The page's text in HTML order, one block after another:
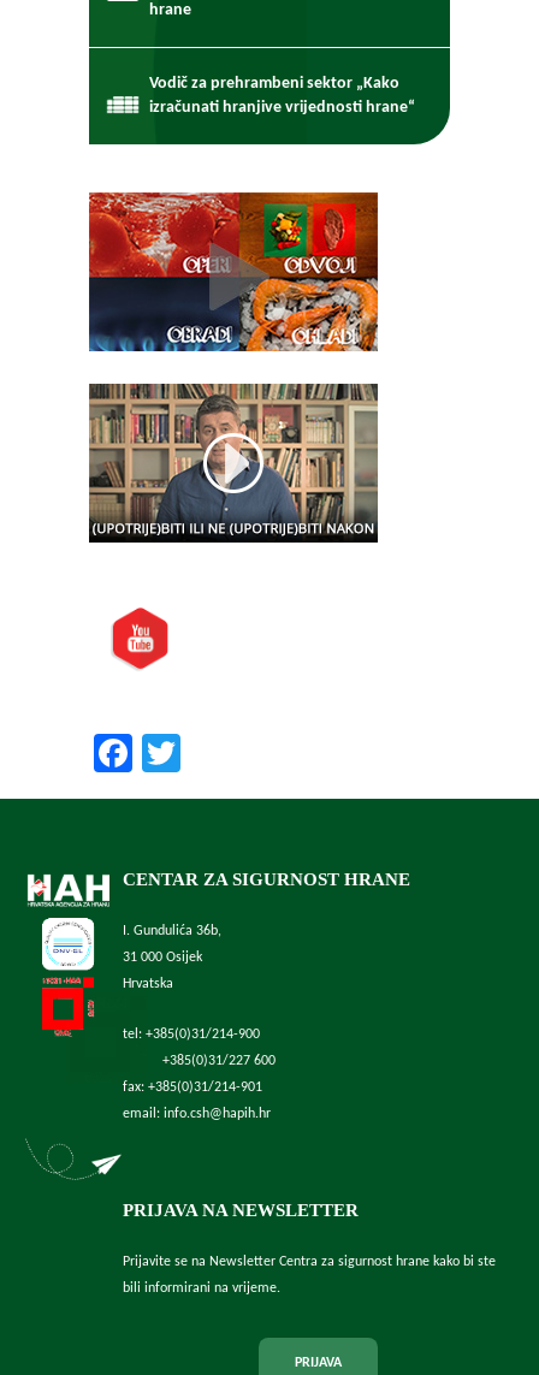
hrane
Vodič za prehrambeni sektor „Kako
izračunati hranjive vrijednosti hrane“
Facebook
CENTAR ZA SIGURNOST HRANE
I. Gundulića 36b,
31 000 Osijek
Hrvatska
tel: +385(0)31/214-900
+385(0)31/227 600
fax: +385(0)31/214-901
email: info.csh@hapih.hr
PRIJAVA NA NEWSLETTER
Prijavite se na Newsletter Centra za sigurnost hrane kako bi ste
bili informirani na vrijeme.
PRIJAVA